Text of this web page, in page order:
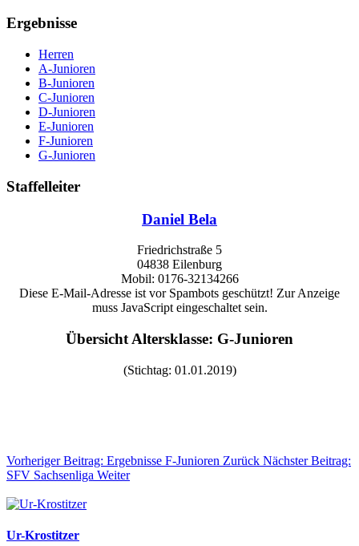
Ergebnisse
Herren
A-Junioren
B-Junioren
C-Junioren
D-Junioren
E-Junioren
F-Junioren
G-Junioren
Staffelleiter
Daniel Bela
Friedrichstraße 5
04838 Eilenburg
Mobil: 0176-32134266
Diese E-Mail-Adresse ist vor Spambots geschützt! Zur Anzeige
muss JavaScript eingeschaltet sein.
Übersicht Altersklasse: G-Junioren
(Stichtag: 01.01.2019)
Vorheriger Beitrag: Ergebnisse F-Junioren Zurück Nächster Beitrag:
SFV Sachsenliga Weiter
Ur-Krostitzer